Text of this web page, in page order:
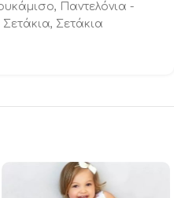
,
Παντελόνια -
Σετάκια, Σετάκια